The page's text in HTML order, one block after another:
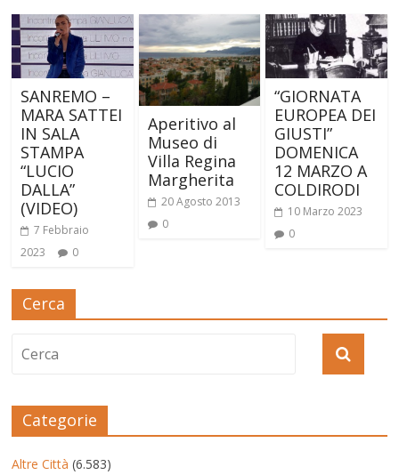
SANREMO –
MARA SATTEI
IN SALA
STAMPA
“LUCIO
DALLA”
(VIDEO)
7 Febbraio
2023
0
Aperitivo al
Museo di
Villa Regina
Margherita
20 Agosto 2013
0
“GIORNATA
EUROPEA DEI
GIUSTI”
DOMENICA
12 MARZO A
COLDIRODI
10 Marzo 2023
0
Cerca
Categorie
Altre Città (6.583)